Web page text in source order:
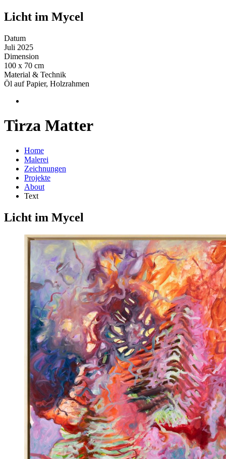
Licht im Mycel
Datum
Juli 2025
Dimension
100 x 70 cm
Material & Technik
Öl auf Papier, Holzrahmen
Tirza Matter
Home
Malerei
Zeichnungen
Projekte
About
Text
Licht im Mycel